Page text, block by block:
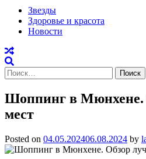
Звезды
Здоровье и красота
Новости
Найти:
Шоппинг в Мюнхене.
мест
Posted on 04.05.202406.08.2024 by